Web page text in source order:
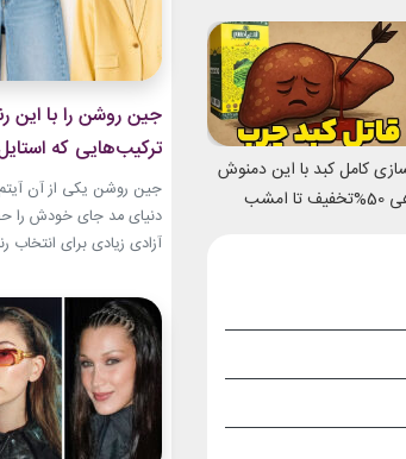
کامل کبد با این دمنوش
تا امشب
جین روشن را با این
ترکیب‌هایی که
جین روشن یکی از آن
دنیای مد جای خودش را
آزادی زیادی برای
مینیمال، جین روشن
امروزی باشد. کافی است
انتخاب...